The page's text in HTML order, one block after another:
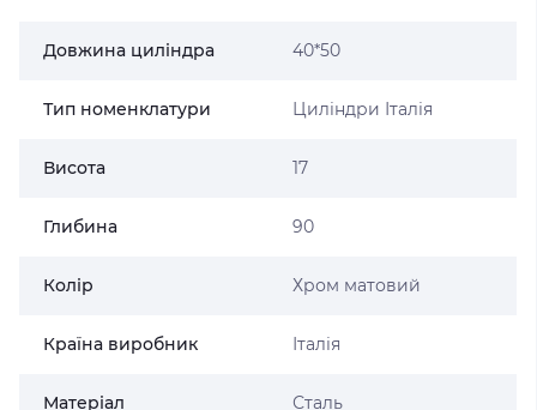
Довжина циліндра 40*50
Тип номенклатури Циліндри Італія
Висота 17
Глибина 90
Колір Хром матовий
Країна виробник Італія
Матеріал Сталь